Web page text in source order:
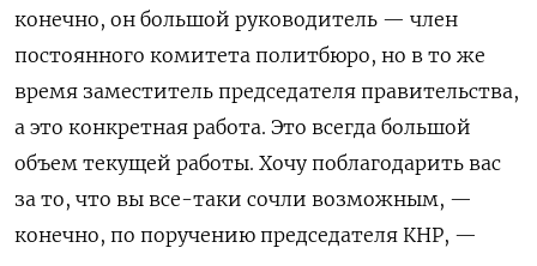
конечно, он большой руководитель — член
постоянного комитета политбюро, но в то же
время заместитель председателя правительства,
а это конкретная работа. Это всегда большой
объем текущей работы. Хочу поблагодарить вас
за то, что вы все-таки сочли возможным, —
конечно, по поручению председателя КНР, —